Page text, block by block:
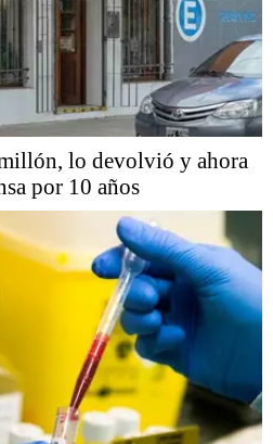
lo devolvió y ahora
por 10 años